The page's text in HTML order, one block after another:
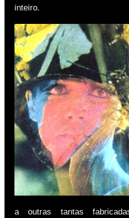
inteiro.
a outras tantas